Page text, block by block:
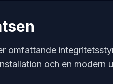
omfattande
och en modern